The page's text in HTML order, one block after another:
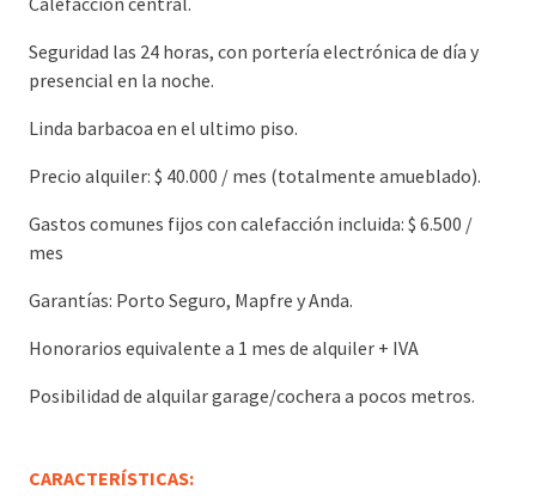
Seguridad las 24 horas, con portería electrónica de día y
presencial en la noche.
Linda barbacoa en el ultimo piso.
Precio alquiler: $ 40.000 / mes (totalmente amueblado).
Gastos comunes fijos con calefacción incluida: $ 6.500 /
mes
Garantías: Porto Seguro, Mapfre y Anda.
Honorarios equivalente a 1 mes de alquiler + IVA
Posibilidad de alquilar garage/cochera a pocos metros.
CARACTERÍSTICAS: